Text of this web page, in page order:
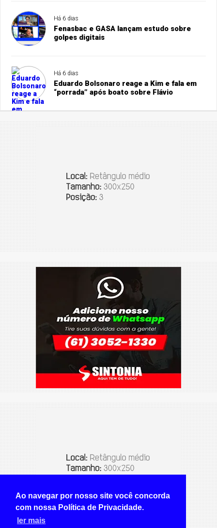
Ao navegar por nosso site você concorda
com nossa Política de Privacidade.
ler mais
Há 6 dias
Fenasbac e GASA lançam estudo sobre
golpes digitais
Há 6 dias
Eduardo Bolsonaro reage a Kim e fala em
“porrada” após boato sobre Flávio